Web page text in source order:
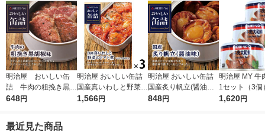
明治屋 おいしい缶
詰 牛肉の粗挽き黒胡
椒味 1缶
648円
明治屋 おいしい缶詰
国産真いわしと野菜の
トマト煮 1セット（3
1,566円
明治屋 おいしい缶詰
国産炙り帆立(醤油味)
425529 1缶
848円
明治屋 MY 牛
1セット（3個
1,620円
最近見た商品